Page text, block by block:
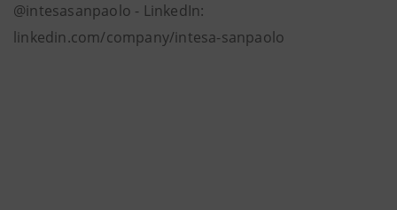
@intesasanpaolo - LinkedIn:
linkedin.com/company/intesa-sanpaolo